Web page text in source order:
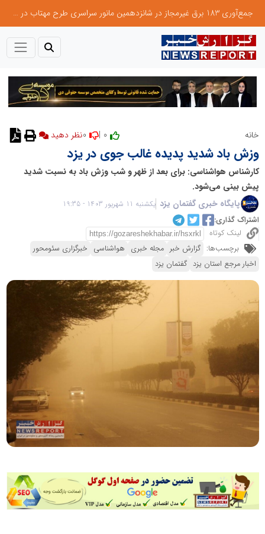
جمع‌آوری 183 برق غیرمجاز در شانزدهمین مانور سراسری طرح مهتاب در استان تهران
خانه نظر دهید
وزش باد شدید پدیده غالب جوی در یزد
کارشناس هواشناسی: برای بعد از ظهر و شب وزش باد به نسبت شدید
پیش بینی می‌شود.
پایگاه خبری گفتمان یزد یکشنبه 11 شهریور 1403 - 19:35
اشتراک گذاری:
لینک کوتاه
برچسب‌ها: گزارش خبر مجله خبری هواشناسی خبرگزاری سئومحور
اخبار مرجع استان یزد گفتمان یزد